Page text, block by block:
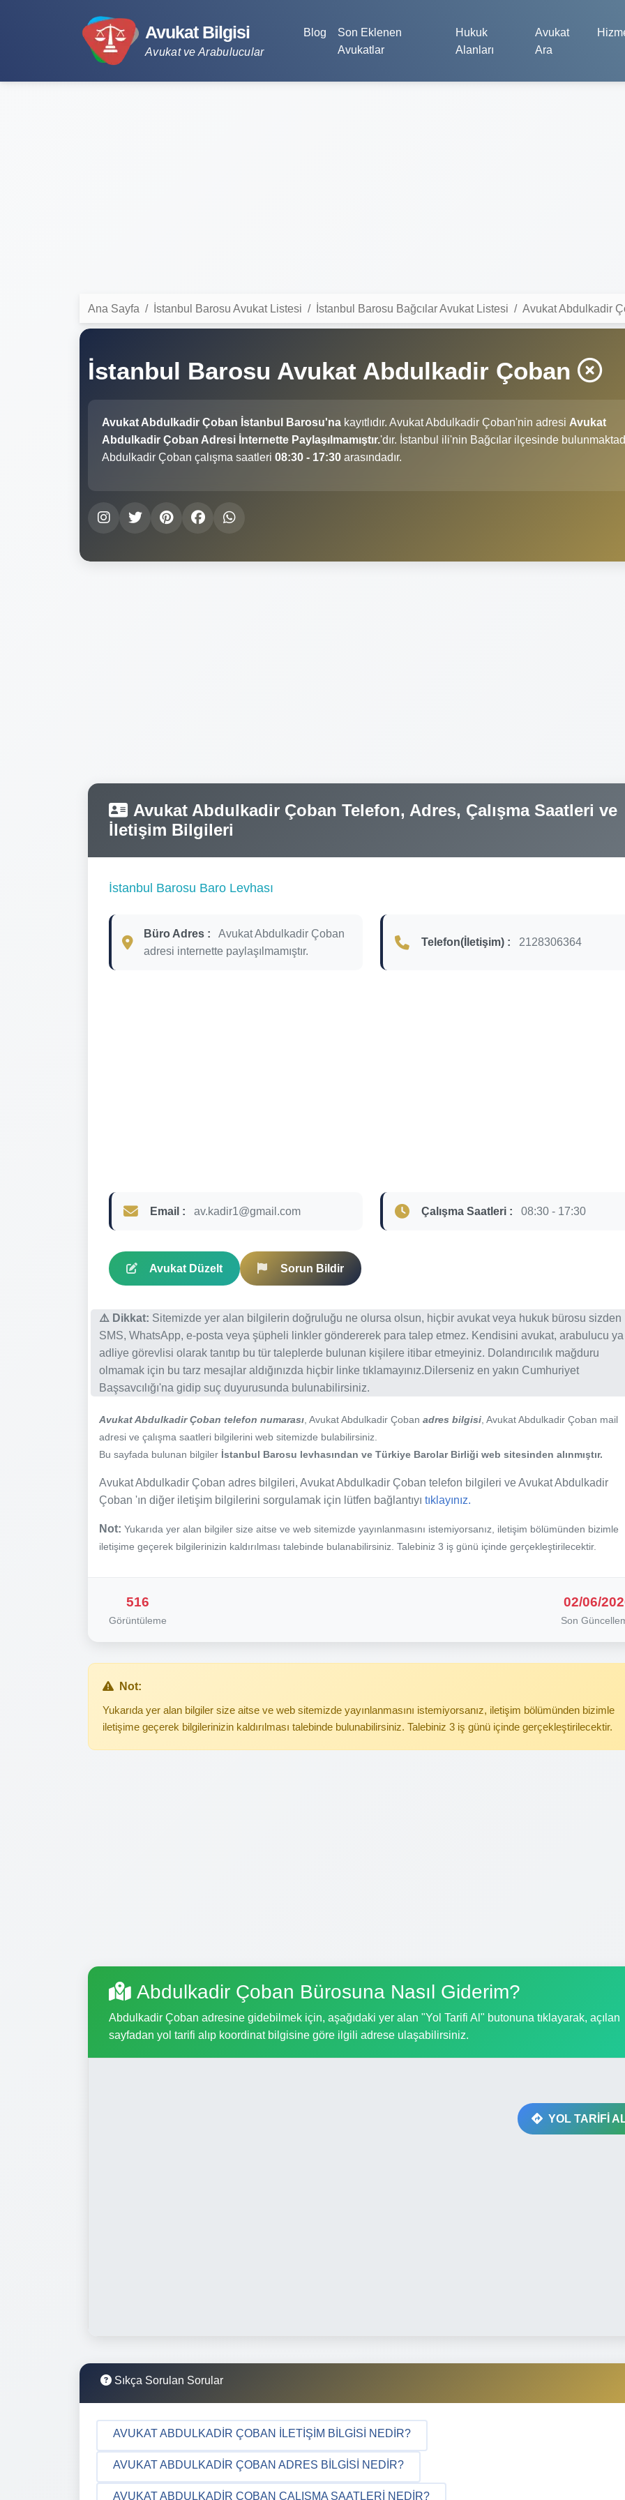
Avukat Bilgisi
Avukat ve Arabulucular
Blog
Son Eklenen
Avukatlar
Hukuk
Alanları
Avukat
Ara
Ana Sayfa İstanbul Barosu Avukat Listesi İstanbul Barosu Bağcılar Avukat Listesi Avukat Abdulkadir
İstanbul Barosu Avukat Abdulkadir Çoban
Avukat Abdulkadir Çoban İstanbul Barosu'na kayıtlıdır. Avukat Abdulkadir Çoban'nin adresi Avukat
Abdulkadir Çoban Adresi İnternette Paylaşılmamıştır.'dır. İstanbul ili'nin Bağcılar ilçesinde
Abdulkadir Çoban çalışma saatleri 08:30 - 17:30 arasındadır.
Avukat Abdulkadir Çoban Telefon, Adres, Çalışma Saatleri ve
İletişim Bilgileri
İstanbul Barosu Baro Levhası
Büro Adres :
Avukat Abdulkadir Çoban
adresi internette paylaşılmamıştır.
Telefon(İletişim) : 2128306364
Email : av.kadir1@gmail.com Çalışma Saatleri : 08:30 - 17:30
Avukat Düzelt Sorun Bildir
⚠️ Dikkat: Sitemizde yer alan bilgilerin doğruluğu ne olursa olsun, hiçbir avukat veya hukuk bürosu sizden
SMS, WhatsApp, e-posta veya şüpheli linkler göndererek para talep etmez. Kendisini avukat, arabulucu
adliye görevlisi olarak tanıtıp bu tür taleplerde bulunan kişilere itibar etmeyiniz. Dolandırıcılık mağduru
olmamak için bu tarz mesajlar aldığınızda hiçbir linke tıklamayınız.Dilerseniz en yakın Cumhuriyet
Başsavcılığı'na gidip suç duyurusunda bulunabilirsiniz.
Avukat Abdulkadir Çoban telefon numarası , Avukat Abdulkadir Çoban adres bilgisi , Avukat Abdulkadir Çoban mail
adresi ve çalışma saatleri bilgilerini web sitemizde bulabilirsiniz.
Bu sayfada bulunan bilgiler İstanbul Barosu levhasından ve Türkiye Barolar Birliği web sitesinden alınmıştır.
Avukat Abdulkadir Çoban adres bilgileri, Avukat Abdulkadir Çoban telefon bilgileri ve Avukat Abdulkadir
Çoban 'ın diğer iletişim bilgilerini sorgulamak için lütfen bağlantıyı tıklayınız.
Not: Yukarıda yer alan bilgiler size aitse ve web sitemizde yayınlanmasını istemiyorsanız, iletişim bölümünden bizimle
iletişime geçerek bilgilerinizin kaldırılması talebinde bulanabilirsiniz. Talebiniz 3 iş günü içinde gerçekleştirilecektir.
516
Görüntüleme
02/06/
Son
Not:
Yukarıda yer alan bilgiler size aitse ve web sitemizde yayınlanmasını istemiyorsanız, iletişim bölümünden bizimle
iletişime geçerek bilgilerinizin kaldırılması talebinde bulunabilirsiniz. Talebiniz 3 iş günü içinde gerçekleştirilecektir.
Abdulkadir Çoban Bürosuna Nasıl Giderim?
Abdulkadir Çoban adresine gidebilmek için, aşağıdaki yer alan "Yol Tarifi Al" butonuna tıklayarak, açılan
sayfadan yol tarifi alıp koordinat bilgisine göre ilgili adrese ulaşabilirsiniz.
YOL TARİFİ
Sıkça Sorulan Sorular
AVUKAT ABDULKADIR ÇOBAN İLETIŞIM BILGISI NEDIR?
AVUKAT ABDULKADIR ÇOBAN ADRES BILGISI NEDIR?
AVUKAT ABDULKADIR ÇOBAN ÇALIŞMA SAATLERI NEDIR?